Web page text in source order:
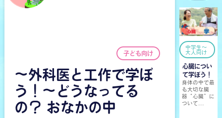
子ども向け
～外科医と工作で学ぼ
う！～どうなってる
の？ おなかの中
中学生〜
大人向け
心臓につい
て学ぼう！
身体の中で最
も大切な臓
器“心臓”に
ついて...